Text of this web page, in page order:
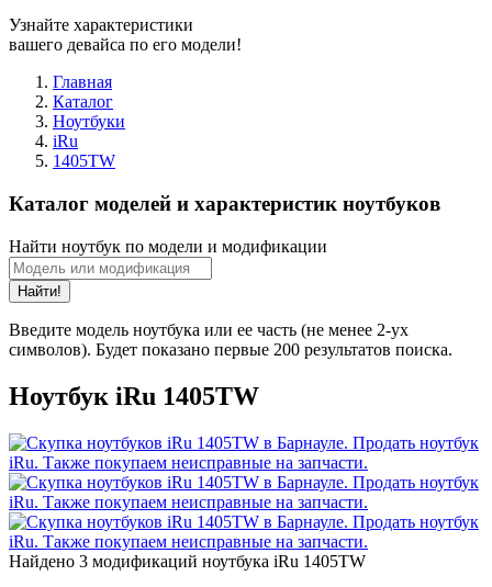
Узнайте характеристики
вашего девайса по его модели!
Главная
Каталог
Ноутбуки
iRu
1405TW
Каталог моделей и характеристик ноутбуков
Найти ноутбук по модели и модификации
Найти!
Введите модель ноутбука или ее часть (не менее 2-ух
символов). Будет показано первые 200 результатов поиска.
Ноутбук iRu 1405TW
Найдено 3 модификаций ноутбука iRu 1405TW